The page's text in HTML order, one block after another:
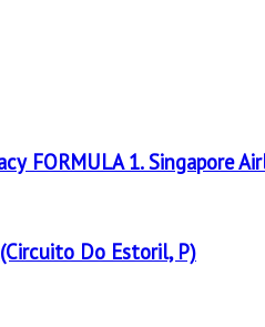
FORMULA 1. Singapore
Do Estoril, P)